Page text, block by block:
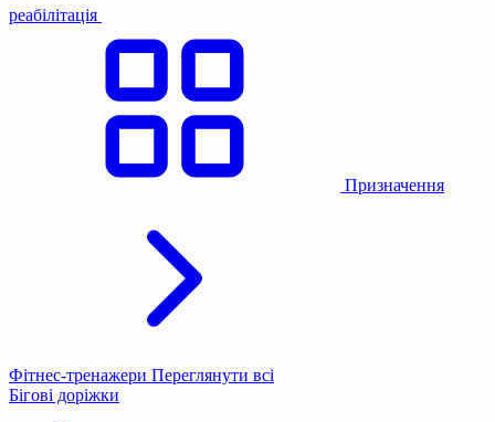
реабілітація
Призначення
Фітнес-тренажери Переглянути всі
Бігові доріжки